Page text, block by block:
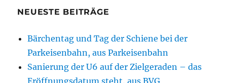
NEUESTE BEITRÄGE
Bärchentag und Tag der Schiene bei der
Parkeisenbahn, aus Parkeisenbahn
Sanierung der U6 auf der Zielgeraden – das